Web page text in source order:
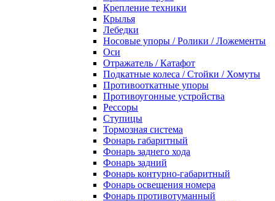
Крепление техники
Крылья
Лебедки
Носовые упоры / Ролики / Ложементы
Оси
Отражатель / Катафот
Подкатные колеса / Стойки / Хомуты
Противооткатные упоры
Противоугонные устройства
Рессоры
Ступицы
Тормозная система
Фонарь габаритный
Фонарь заднего хода
Фонарь задний
Фонарь контурно-габаритный
Фонарь освещения номера
Фонарь противотуманный